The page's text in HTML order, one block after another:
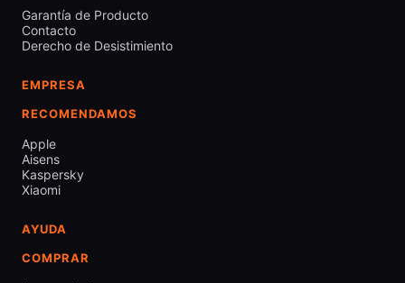
Garantía de Producto
Contacto
Derecho de Desistimiento
EMPRESA
RECOMENDAMOS
Apple
Aisens
Kaspersky
Xiaomi
AYUDA
COMPRAR